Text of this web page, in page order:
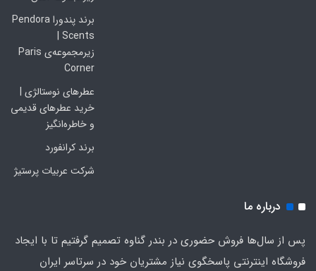
برند پندورا Pendora
Scents |
زیرمجموعه‌ی Paris
Corner
عطرهای نوستالژی |
خرید عطرهای قدیمی
و خاطره‌انگیز
برند کرانفورد
شرکت عربیات پرستیژ
درباره ما
پس از سال‌ها فروش حضوری در بندر گناوه تصمیم گرفتیم تا با ایجاد
فروشگاه اینترنتی پاسخگوی نیاز مشتریان خود در سرتاسر ایران